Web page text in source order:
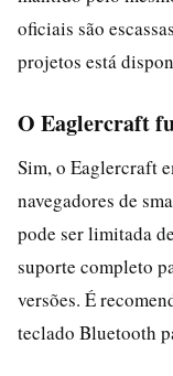
oficiais são
projetos está
O Eaglercraft
Sim, o Eaglercraft
navegadores de
pode ser limitada
suporte completo
versões. É
teclado Bluetooth